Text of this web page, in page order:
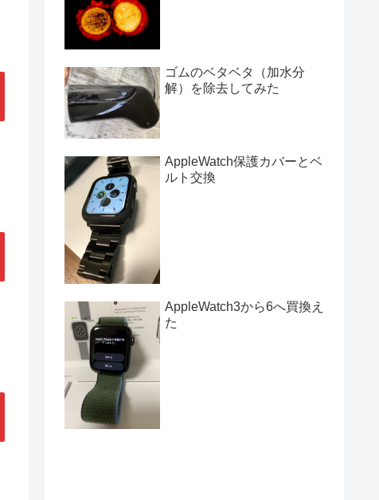
ゴムのベタベタ（加水分
解）を除去してみた
AppleWatch保護カバーとベ
ルト交換
AppleWatch3から6へ買換え
た